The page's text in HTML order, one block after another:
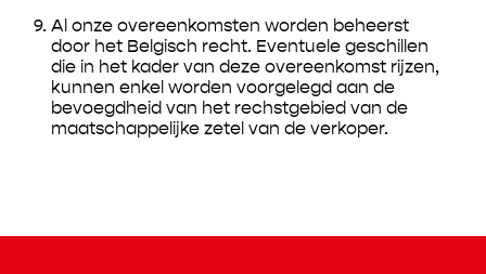
Al onze overeenkomsten worden beheerst
door het Belgisch recht. Eventuele geschillen
die in het kader van deze overeenkomst rijzen,
kunnen enkel worden voorgelegd aan de
bevoegdheid van het rechstgebied van de
maatschappelijke zetel van de verkoper.